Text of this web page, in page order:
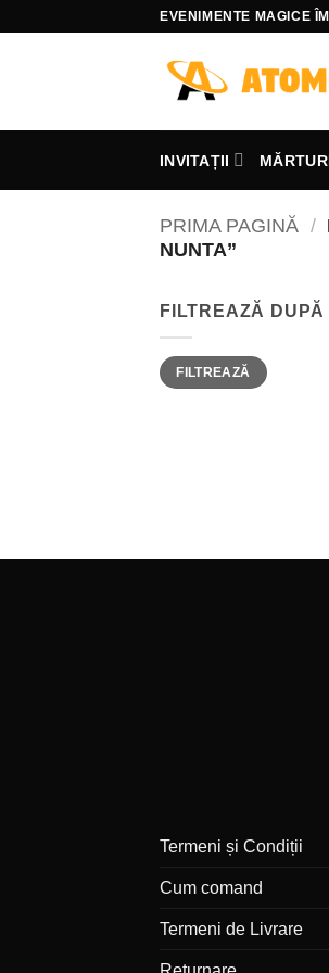
EVENIMENTE MAGICE
INVITAȚII
PRIMA PAGINĂ /
NUNTA”
FILTREAZĂ DUPĂ
Preț
minim
Preț
maxim
FILTREAZĂ
Termeni și Condiții
Cum comand
Termeni de Livrare